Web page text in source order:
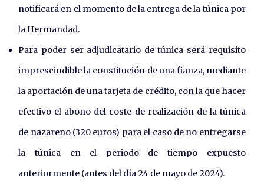
notificará en el momento de la entrega de la túnica por
la Hermandad.
Para poder ser adjudicatario de túnica será requisito
imprescindible la constitución de una fianza, mediante
la aportación de una tarjeta de crédito, con la que hacer
efectivo el abono del coste de realización de la túnica
de nazareno (320 euros) para el caso de no entregarse
la túnica en el periodo de tiempo expuesto
anteriormente (antes del día 24 de mayo de 2024).